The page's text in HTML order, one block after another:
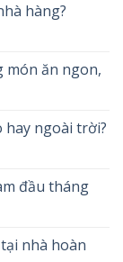
hàng?
món ăn ngon,
ngoài trời?
đầu tháng
nhà hoàn